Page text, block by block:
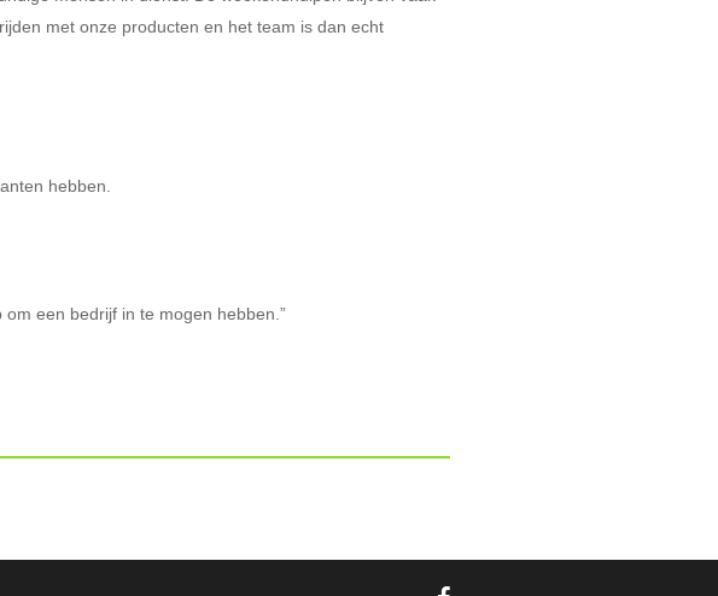
met onze producten en het team is dan echt
hebben.
een bedrijf in te mogen hebben.”